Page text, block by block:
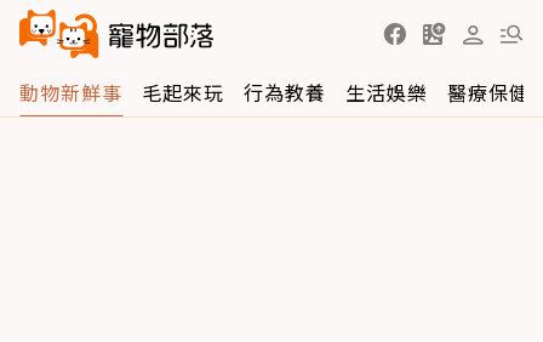
動物新鮮事 毛起來玩 行為教養 生活娛樂 醫療保健